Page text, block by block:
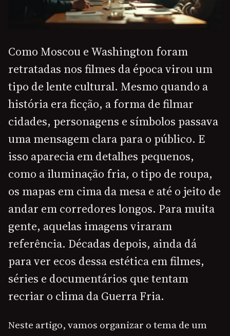
Como Moscou e Washington foram
retratadas nos filmes da época virou um
tipo de lente cultural. Mesmo quando a
história era ficção, a forma de filmar
cidades, personagens e símbolos passava
uma mensagem clara para o público. E
isso aparecia em detalhes pequenos,
como a iluminação fria, o tipo de roupa,
os mapas em cima da mesa e até o jeito de
andar em corredores longos. Para muita
gente, aquelas imagens viraram
referência. Décadas depois, ainda dá
para ver ecos dessa estética em filmes,
séries e documentários que tentam
recriar o clima da Guerra Fria.
Neste artigo, vamos organizar o tema de um